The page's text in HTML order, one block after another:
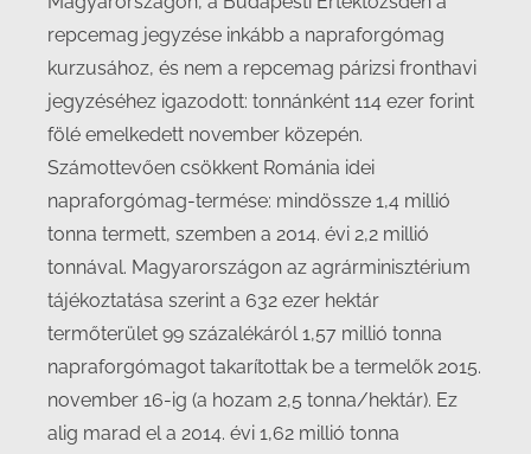
repcemag jegyzése inkább a napraforgómag
kurzusához, és nem a repcemag párizsi fronthavi
jegyzéséhez igazodott: tonnánként 114 ezer forint
fölé emelkedett november közepén.
Számottevően csökkent Románia idei
napraforgómag-termése: mindössze 1,4 millió
tonna termett, szemben a 2014. évi 2,2 millió
tonnával. Magyarországon az agrárminisztérium
tájékoztatása szerint a 632 ezer hektár
termőterület 99 százalékáról 1,57 millió tonna
napraforgómagot takarítottak be a termelők 2015.
november 16-ig (a hozam 2,5 tonna/hektár). Ez
alig marad el a 2014. évi 1,62 millió tonna